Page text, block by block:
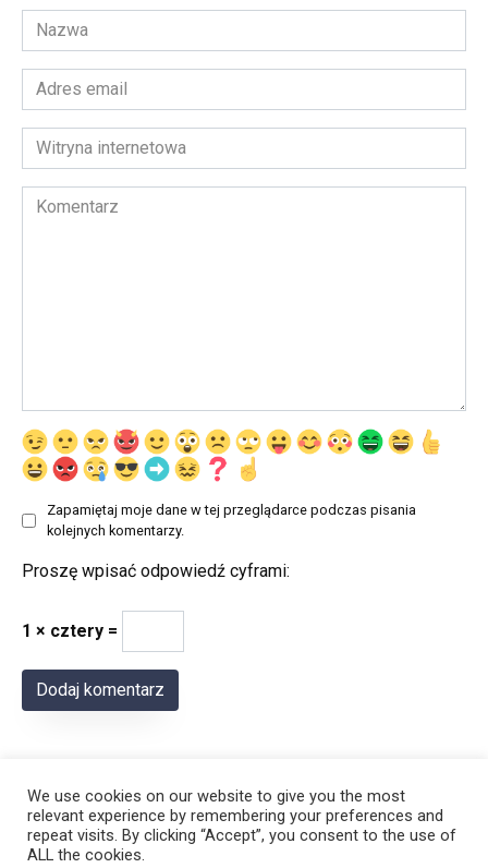
Nazwa
*
Adres
email
*Witryna
internetowa
Komentarz
Zapamiętaj moje dane w tej przeglądarce podczas pisania
kolejnych komentarzy.
Proszę wpisać odpowiedź cyframi:
1 × cztery =
We use cookies on our website to give you the most
relevant experience by remembering your preferences and
repeat visits. By clicking “Accept”, you consent to the use of
ALL the cookies.